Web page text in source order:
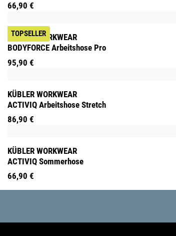
66,90 €
TOPSELLER
KÜBLER WORKWEAR
BODYFORCE Arbeitshose Pro
95,90 €
KÜBLER WORKWEAR
ACTIVIQ Arbeitshose Stretch
86,90 €
KÜBLER WORKWEAR
ACTIVIQ Sommerhose
66,90 €